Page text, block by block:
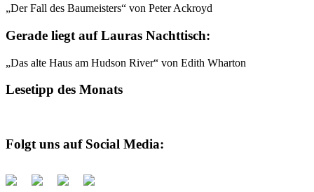
„Der Fall des Baumeisters“ von Peter Ackroyd
Gerade liegt auf Lauras Nachttisch:
„Das alte Haus am Hudson River“ von Edith Wharton
Lesetipp des Monats
Folgt uns auf Social Media: